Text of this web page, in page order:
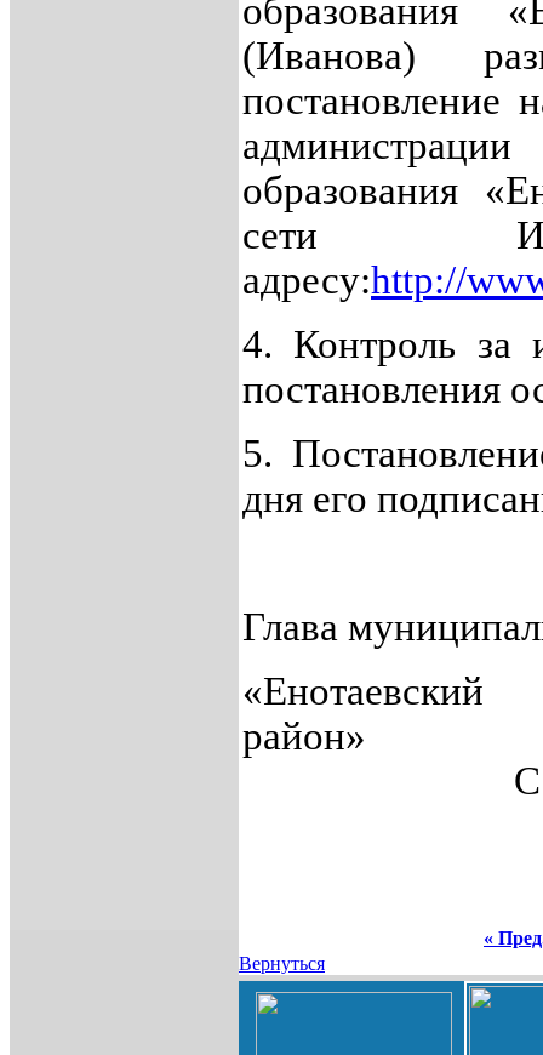
образования
(Иванова)
постановление
образования
сети
адресу:http://
4. Контроль за
постановления
5.
дня его
Глава
«Енотаевский
район»
«
Вернуться